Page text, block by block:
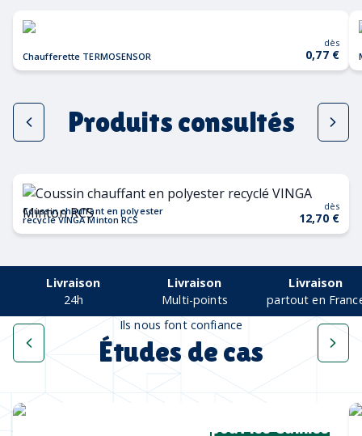
Chaufferette TERMOSENSOR
dès
0,77 €
Produits consultés
Coussin chauffant en polyester
recyclé VINGA Minton RCS
dès
12,70 €
Livraison
24h
Livraison
Multi-points
Livraison
partout en
Ils nous font confiance
Études de cas
Une collection complètepour les Cannes